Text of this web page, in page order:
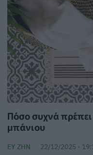
Πόσο συχνά πρέπει
μπάνιου
ΕΥ ΖΗΝ 22/12/2025 -